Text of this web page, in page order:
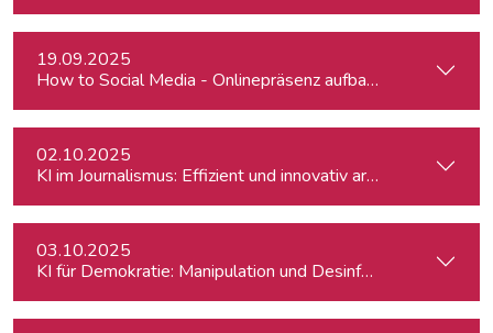
19.09.2025
How to Social Media - Onlinepräsenz aufbauen & Beiträge
02.10.2025
KI im Journalismus: Effizient und innovativ arbeiten
03.10.2025
KI für Demokratie: Manipulation und Desinformation